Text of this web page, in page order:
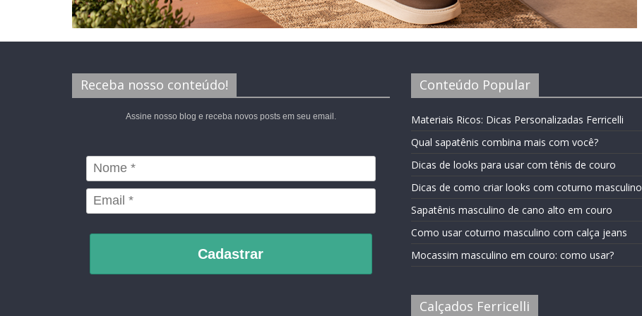
Receba nosso conteúdo!
Assine nosso blog e receba novos posts em seu email.
Cadastrar
Conteúdo Popular
Materiais Ricos: Dicas Personalizadas Ferricelli
Qual sapatênis combina mais com você?
Dicas de looks para usar com tênis de couro
Dicas de como criar looks com coturno masculino
Sapatênis masculino de cano alto em couro
Como usar coturno masculino com calça jeans
Mocassim masculino em couro: como usar?
Calçados Ferricelli